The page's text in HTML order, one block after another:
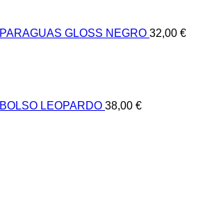
PARAGUAS GLOSS NEGRO 32,00 €
BOLSO LEOPARDO 38,00 €